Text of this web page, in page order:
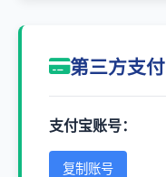
第三方支付
支付宝账号：
复制账号